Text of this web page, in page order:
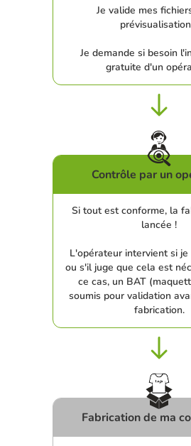
Je valide mes
Je demande si besoin
gratuite d'un
Contrôle par un
Si tout est conforme, la
lancée !
L'opérateur intervient si je
ou s'il juge que cela est
ce cas, un BAT
soumis pour validation
fabrication.
Fabrication de ma